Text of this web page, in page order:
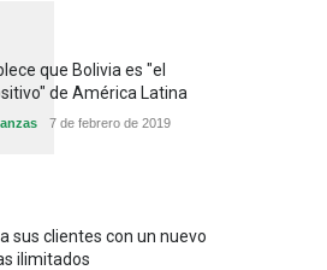
que Bolivia es "el
de América Latina
7 de febrero de 2019
sus clientes con un nuevo
ilimitados